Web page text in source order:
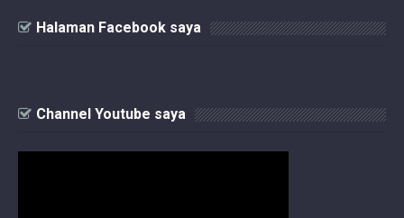
Halaman Facebook saya
Channel Youtube saya